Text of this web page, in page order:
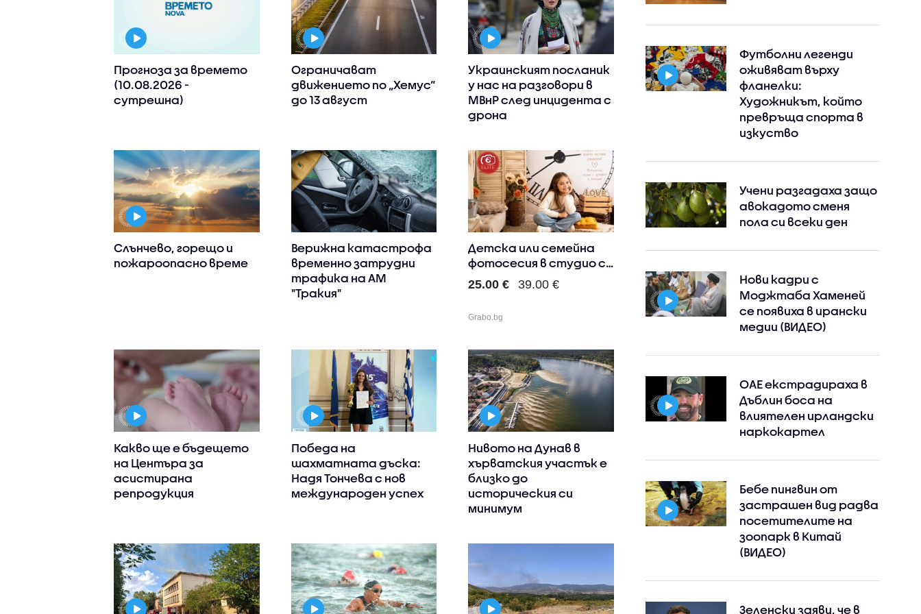
Прогноза за времето
(10.08.2026 -
сутрешна)
Ограничават
движението по „Хемус“
до 13 август
Украинският посланик
у нас на разговори в
МВнР след инцидента с
дрона
Слънчево, горещо и
пожароопасно време
Верижна катастрофа
временно затрудни
трафика на АМ
"Тракия"
Детска или семейна
фотосесия в студио с
5 об..
25.00 € 39.00 €
Grabo.bg
Какво ще е бъдещето
на Центъра за
асистирана
репродукция
Победа на
шахматната дъска:
Надя Тончева с нов
международен успех
Нивото на Дунав в
хърватския участък е
близко до
историческия си
минимум
Футболни легенди
оживяват върху
фланелки:
Художникът, който
превръща спорта в
изкуство
Учени разгадаха защо
авокадото сменя
пола си всеки ден
Нови кадри с
Моджтаба Хаменей
се появиха в ирански
медии (ВИДЕО)
ОАЕ екстрадираха в
Дъблин боса на
влиятелен ирландски
наркокартел
Бебе пингвин от
застрашен вид радва
посетителите на
зоопарк в Китай
(ВИДЕО)
Зеленски заяви, че в